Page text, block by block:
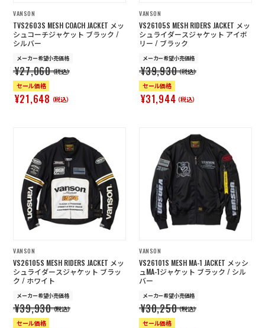
特定商取引法に基づく表記
古物営業法に基づく表示/保険勧誘
方針
利用規約
商品レビュー利用規約
プライバシーポリシー
返金ポリシー
カスタマーハラスメントに対する方
針
VANSON
TVS2603S MESH COACH JACKET メッ
シュコーチジャケット ブラック /
シルバー
メーカー希望小売価格
¥27,060（税込）
セール価格
¥21,648（税込）
VANSON
VS26105S MESH RIDERS JACKET メッ
シュライダースジャケット アイボ
リー / ブラック
メーカー希望小売価格
¥39,930（税込）
セール価格
¥31,944（税込）
VANSON
VS26105S MESH RIDERS JACKET メッ
シュライダースジャケット ブラッ
ク / ホワイト
メーカー希望小売価格
¥39,930（税込）
セール価格
VANSON
VS26101S MESH MA-1 JACKET メッシ
ュMA-1ジャケット ブラック / シル
バー
メーカー希望小売価格
¥30,250（税込）
セール価格